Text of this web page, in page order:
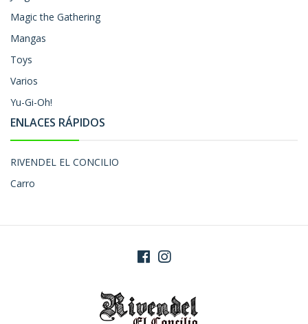
Magic the Gathering
Mangas
Toys
Varios
Yu-Gi-Oh!
ENLACES RÁPIDOS
RIVENDEL EL CONCILIO
Carro